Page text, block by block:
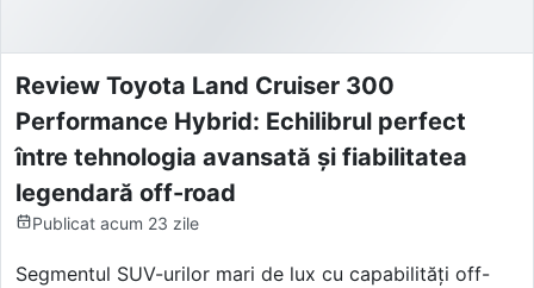
Review Toyota Land Cruiser 300
Performance Hybrid: Echilibrul perfect
între tehnologia avansată și fiabilitatea
legendară off-road
Publicat acum 23 zile
Segmentul SUV-urilor mari de lux cu capabilități off-